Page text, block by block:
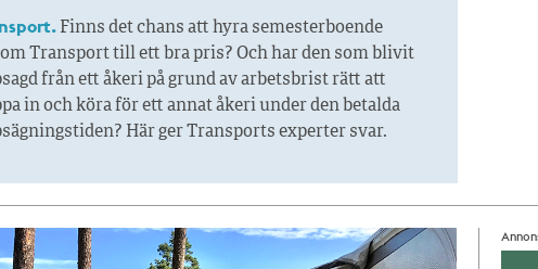
Finns det chans att hyra semesterboende
Transport till ett bra pris? Och har den som blivit
från ett åkeri på grund av arbetsbrist rätt att
in och köra för ett annat åkeri under den betalda
Här ger Transports experter svar.